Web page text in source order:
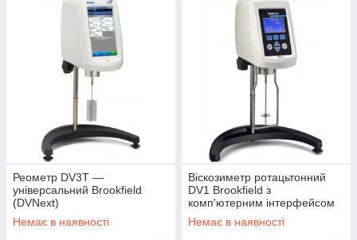
Реометр DV3T —
універсальний Brookfield
(DVNext)
Немає в наявності
Віскозиметр ротацьтонний
DV1 Brookfield з
комп'ютерним інтерфейсом
Немає в наявності